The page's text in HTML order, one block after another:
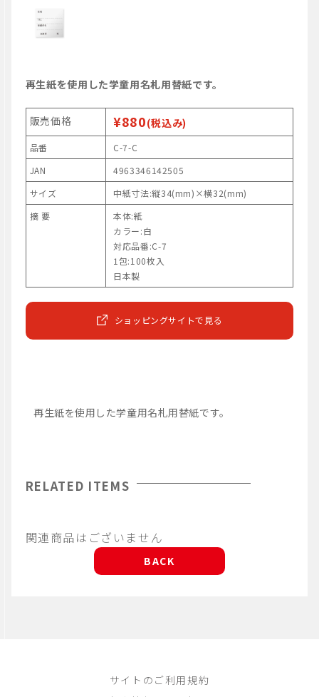
再生紙を使用した学童用名札用替紙です。
販売価格 ¥880(税込み)
品番
C-7-C
JAN
4963346142505
サイズ
中紙寸法:縦34(mm)×横32(mm)
摘 要
本体:紙
カラー:白
対応品番:C-7
1包:100枚入
日本製
ショッピングサイトで見る
再生紙を使用した学童用名札用替紙です。
RELATED ITEMS
関連商品はございません
BACK
サイトのご利用規約